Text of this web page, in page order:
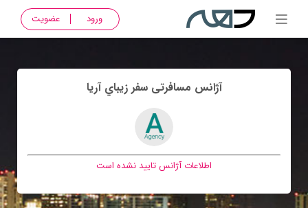
ورود عضویت
آژانس مسافرتی سفر زيباي آريا
اطلاعات آژانس تایید نشده است